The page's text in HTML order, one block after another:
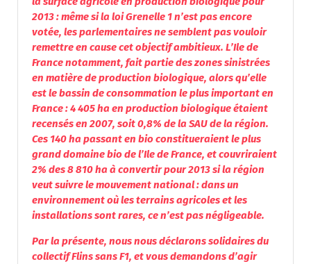
2013 : même si la loi Grenelle 1 n’est pas encore
votée, les parlementaires ne semblent pas vouloir
remettre en cause cet objectif ambitieux. L’Ile de
France notamment, fait partie des zones sinistrées
en matière de production biologique, alors qu’elle
est le bassin de consommation le plus important en
France : 4 405 ha en production biologique étaient
recensés en 2007, soit 0,8% de la SAU de la région.
Ces 140 ha passant en bio constitueraient le plus
grand domaine bio de l’Ile de France, et couvriraient
2% des 8 810 ha à convertir pour 2013 si la région
veut suivre le mouvement national : dans un
environnement où les terrains agricoles et les
installations sont rares, ce n’est pas négligeable.
Par la présente, nous nous déclarons solidaires du
collectif Flins sans F1, et vous demandons d’agir